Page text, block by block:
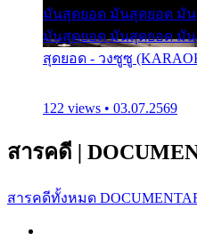
มันสุดยอด มันสุดยอด มั
มันสุดยอด มันสุดยอด มั
สุดยอด - วงซูซู
122 views • 03.07.2569
สารคดี |
สารคดีทั้งหมด